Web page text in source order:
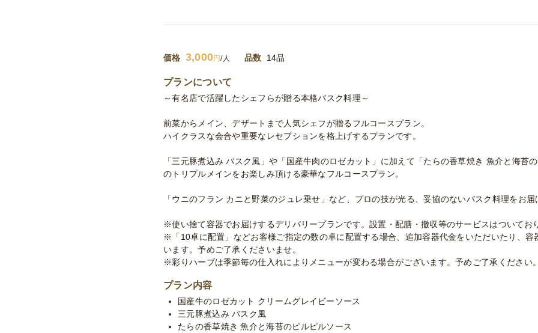
価格 3,000円/人 品数 14品
プランについて
～有名店で活躍したシェフらが贈る本格バスク料理～
前菜からメイン、デザートまで人気シェフが贈るフルコースプラン。
ハイクラスな会合や重要なレセプションを格上げするプランです。
「三元豚煮込み バスク風」や「国産牛肉のロゼカット」に加えて「たらの香草焼き 魚介と海苔
のトリプルメインをお楽しみ頂ける豪華なフルコースプラン。
「ウニのフラン カニと野菜のジュレ乗せ」など、プロの技が光る、妥協のないバスク料理をお届
※使い捨て容器でお届けするデリバリープランです。設置・配膳・撤収等のサービスはついてお
※「10卓に配置」などお客様ご指定の数の卓に配置する場合、追加容器代金をいただいたり、容
います。予めご了承くださいませ。
※彩りハーブは季節毎の仕入れによりメニューが変わる場合がございます。予めご了承ください。
プラン内容
国産牛のロゼカット クリームグレイビーソース
三元豚煮込み バスク風
たらの香草焼き 魚介と海苔のピルピルソース